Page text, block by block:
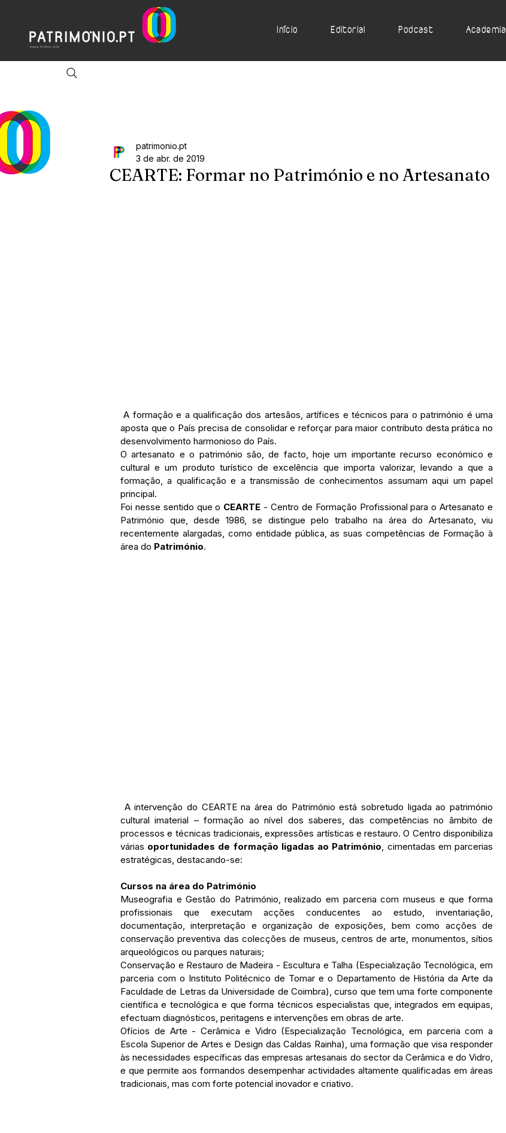
Início Editorial Podcast Academia
CEARTE: Formar no Património e no Artesanato
patrimonio.pt
3 de abr. de 2019
A formação e a qualificação dos artesãos, artífices e técnicos para o património é uma
aposta que o País precisa de consolidar e reforçar para maior contributo desta prática no
desenvolvimento harmonioso do País.
O artesanato e o património são, de facto, hoje um importante recurso económico e
cultural e um produto turístico de excelência que importa valorizar, levando a que a
formação, a qualificação e a transmissão de conhecimentos assumam aqui um papel
principal.
Foi nesse sentido que o CEARTE - Centro de Formação Profissional para o Artesanato e
Património que, desde 1986, se distingue pelo trabalho na área do Artesanato, viu
recentemente alargadas, como entidade pública, as suas competências de Formação à
área do Património.
cultural imaterial – formação ao nível dos saberes, das competências no âmbito de
processos e técnicas tradicionais, expressões artísticas e restauro. O Centro disponibiliza
várias oportunidades de formação ligadas ao Património, cimentadas em parcerias
estratégicas, destacando-se:
Cursos na área do Património
Museografia e Gestão do Património, realizado em parceria com museus e que forma
profissionais que executam acções conducentes ao estudo, inventariação,
documentação, interpretação e organização de exposições, bem como acções de
conservação preventiva das colecções de museus, centros de arte, monumentos, sítios
arqueológicos ou parques naturais;
Conservação e Restauro de Madeira - Escultura e Talha (Especialização Tecnológica, em
parceria com o Instituto Politécnico de Tomar e o Departamento de História da Arte da
Faculdade de Letras da Universidade de Coimbra), curso que tem uma forte componente
científica e tecnológica e que forma técnicos especialistas que, integrados em equipas,
efectuam diagnósticos, peritagens e intervenções em obras de arte.
Ofícios de Arte - Cerâmica e Vidro (Especialização Tecnológica, em parceria com a
Escola Superior de Artes e Design das Caldas Rainha), uma formação que visa responder
às necessidades específicas das empresas artesanais do sector da Cerâmica e do Vidro,
e que permite aos formandos desempenhar actividades altamente qualificadas em áreas
tradicionais, mas com forte potencial inovador e criativo.